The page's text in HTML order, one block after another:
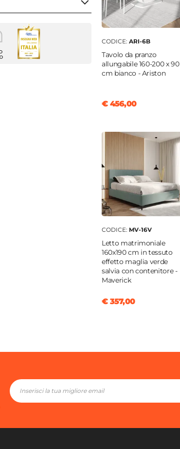
CODICE: ARI-6B
Tavolo da pranzo
allungabile 160-200 x 90
cm bianco - Ariston
€ 456,00
CODICE: MV-16V
Letto matrimoniale
160x190 cm in tessuto
effetto maglia verde
salvia con contenitore -
Maverick
€ 357,00